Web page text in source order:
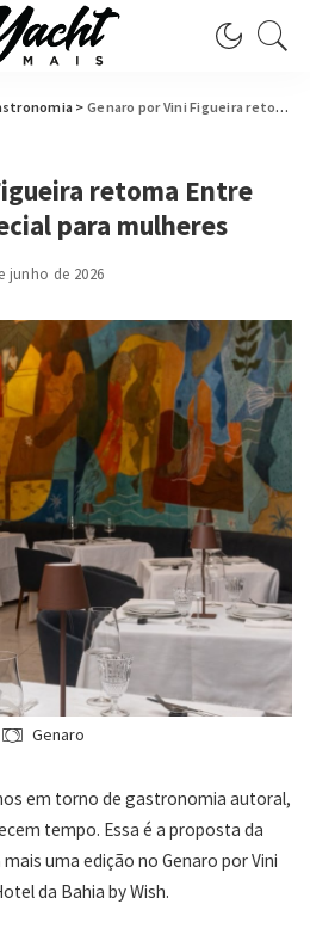
> Genaro por Vini Figueira retoma Entre Elas, projeto especial para mulheres
retoma Entre
para mulheres
junho de 2026
Genaro
em torno de gastronomia autoral,
tempo. Essa é a proposta da
uma edição no Genaro por Vini
da Bahia by Wish.